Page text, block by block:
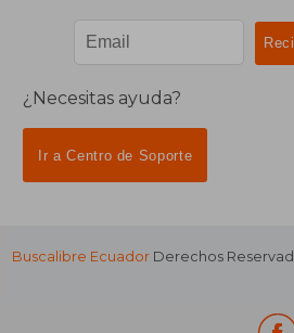
¿Necesitas ayuda?
Ir a Centro de Soporte
Buscalibre Ecuador Derechos